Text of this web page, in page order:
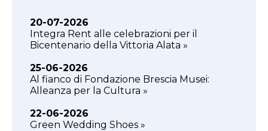
20-07-2026
Integra Rent alle celebrazioni per il
Bicentenario della Vittoria Alata »
25-06-2026
Al fianco di Fondazione Brescia Musei:
Alleanza per la Cultura »
22-06-2026
Green Wedding Shoes »